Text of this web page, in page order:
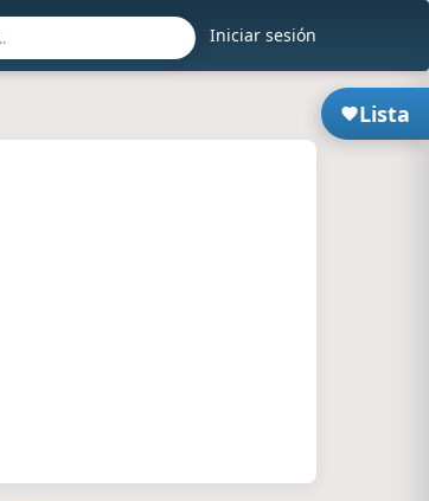
Iniciar sesión
Lista